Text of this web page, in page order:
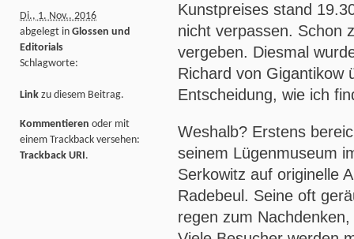
Kunstpreises stand
nicht verpassen. Schon
vergeben. Diesmal
Richard von Gigantikow
Entscheidung, wie ich
Weshalb? Erstens
seinem Lügenmuseum
Serkowitz auf originelle
Radebeul. Seine oft
regen zum
Di., 1. Nov.. 2016
abgelegt in Glossen und
Editorials
Schlagworte:
Link zu diesem Beitrag.
Kommentieren oder mit
einem Trackback versehen:
Trackback URI.